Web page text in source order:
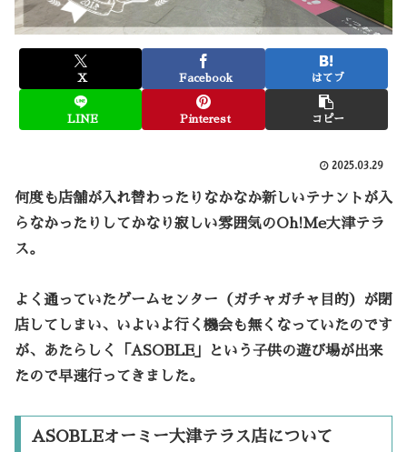
X Facebook はてブ
LINE Pinterest コピー
2025.03.29
何度も店舗が入れ替わったりなかなか新しいテナントが入
らなかったりしてかなり寂しい雰囲気のOh!Me大津テラ
ス。
よく通っていたゲームセンター（ガチャガチャ目的）が閉
店してしまい、いよいよ行く機会も無くなっていたのです
が、あたらしく「ASOBLE」という子供の遊び場が出来
たので早速行ってきました。
ASOBLEオーミー大津テラス店について